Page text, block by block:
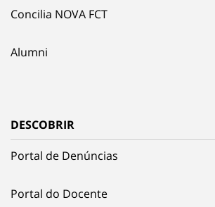
Concilia NOVA FCT
Alumni
DESCOBRIR
Portal de Denúncias
Portal do Docente